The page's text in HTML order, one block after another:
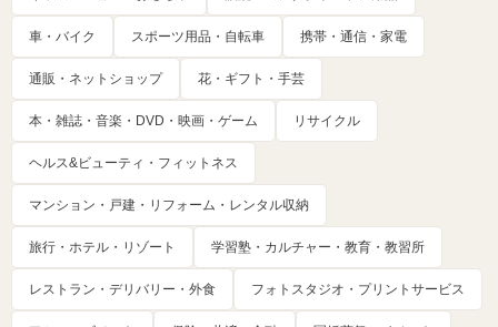
車・バイク スポーツ用品・自転車 携帯・通信・家電
通販・ネットショップ 花・ギフト・手芸
本・雑誌・音楽・DVD・映画・ゲーム リサイクル
ヘルス&ビューティ・フィットネス
マンション・戸建・リフォーム・レンタル収納
旅行・ホテル・リゾート 学習塾・カルチャー・教育・教習所
レストラン・デリバリー・外食 フォトスタジオ・プリントサービス